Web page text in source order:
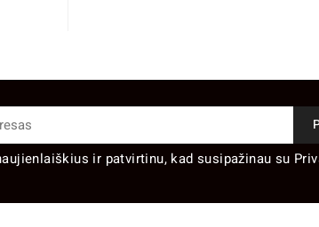
ir patvirtinu, kad susipažinau su